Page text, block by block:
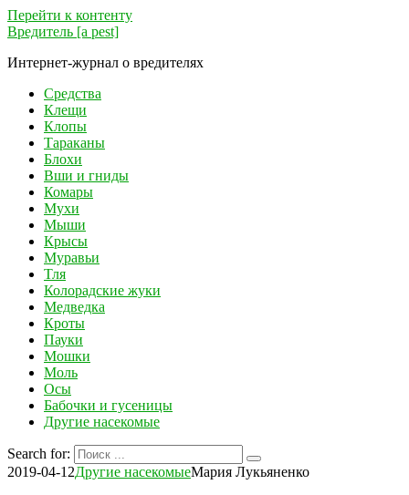
Перейти к контенту
Вредитель [a pest]
Интернет-журнал о вредителях
Средства
Клещи
Клопы
Тараканы
Блохи
Вши и гниды
Комары
Мухи
Мыши
Крысы
Муравьи
Тля
Колорадские жуки
Медведка
Кроты
Пауки
Мошки
Моль
Осы
Бабочки и гусеницы
Другие насекомые
Search for:
2019-04-12Другие насекомыеМария Лукьяненко